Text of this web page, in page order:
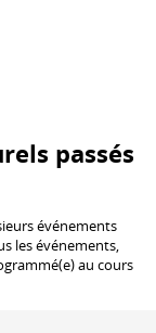
passés
événements
les événements,
au cours